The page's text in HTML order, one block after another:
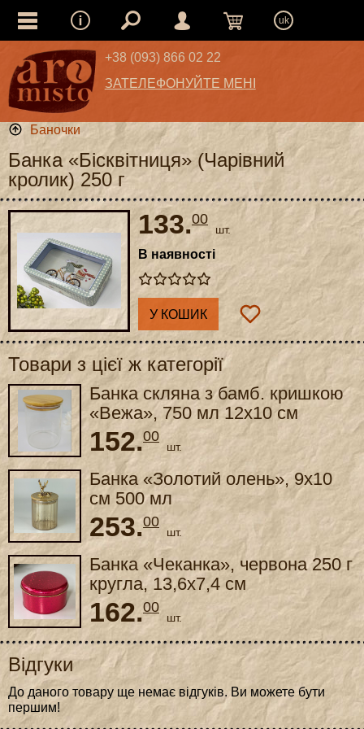
uk
+38 (093) 866 02 22
ЗАТЕЛЕФОНУЙТЕ МЕНІ
Баночки
Банка «Бісквітниця» (Чарівний
кролик) 250 г
133.00
шт.
В наявності
У КОШИК
Товари з цієї ж категорії
Банка скляна з бамб. кришкою
«Вежа», 750 мл 12x10 см
152.00
шт.
Банка «Золотий олень», 9x10
см 500 мл
253.00
шт.
Банка «Чеканка», червона 250 г
кругла, 13,6x7,4 см
162.00
шт.
Відгуки
До даного товару ще немає відгуків. Ви можете бути
першим!